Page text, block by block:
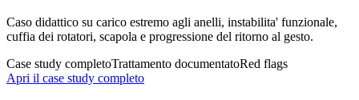
Caso didattico su carico estremo agli anelli, instabilita' funzionale,
cuffia dei rotatori, scapola e progressione del ritorno al gesto.
Case study completoTrattamento documentatoRed flags
Apri il case study completo